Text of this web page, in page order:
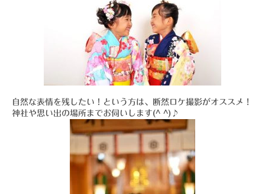
自然な表情を残したい！という方は、断然ロケ撮影がオススメ！
神社や思い出の場所までお伺いします(^ ^)♪